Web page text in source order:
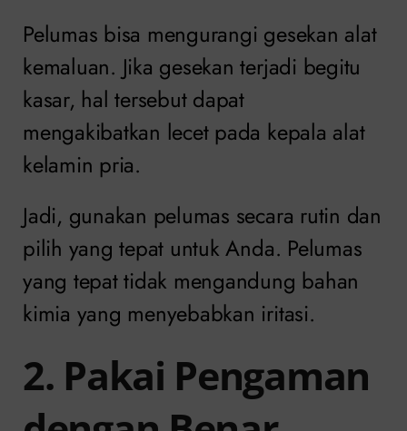
Pelumas bisa mengurangi gesekan alat
kemaluan. Jika gesekan terjadi begitu
kasar, hal tersebut dapat
mengakibatkan lecet pada kepala alat
kelamin pria.
Jadi, gunakan pelumas secara rutin dan
pilih yang tepat untuk Anda. Pelumas
yang tepat tidak mengandung bahan
kimia yang menyebabkan iritasi.
2. Pakai Pengaman